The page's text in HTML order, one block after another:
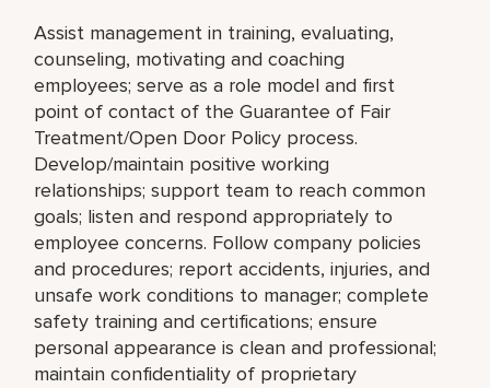
Assist management in training, evaluating,
counseling, motivating and coaching
employees; serve as a role model and first
point of contact of the Guarantee of Fair
Treatment/Open Door Policy process.
Develop/maintain positive working
relationships; support team to reach common
goals; listen and respond appropriately to
employee concerns. Follow company policies
and procedures; report accidents, injuries, and
unsafe work conditions to manager; complete
safety training and certifications; ensure
personal appearance is clean and professional;
maintain confidentiality of proprietary